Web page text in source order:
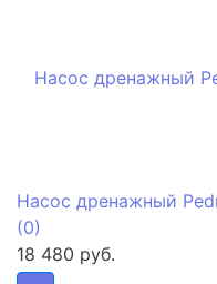
Насос дренажный
(0)
18 480 руб.